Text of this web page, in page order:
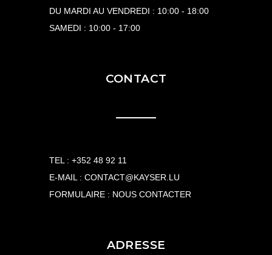
DU MARDI AU VENDREDI : 10:00 - 18:00
SAMEDI : 10:00 - 17:00
CONTACT
TEL :+352 48 92 11
E-MAIL :CONTACT@KAYSER.LU
FORMULAIRE : NOUS CONTACTER
ADRESSE